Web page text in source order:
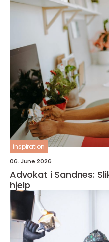
inspiration
06. June 2026
Advokat i Sandnes:
hjelp